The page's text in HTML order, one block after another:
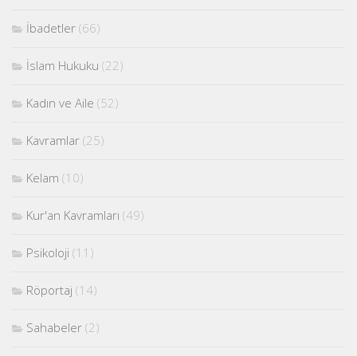
İbadetler (66)
İslam Hukuku (22)
Kadın ve Aile (52)
Kavramlar (25)
Kelam (10)
Kur'an Kavramları (49)
Psikoloji (11)
Röportaj (14)
Sahabeler (2)